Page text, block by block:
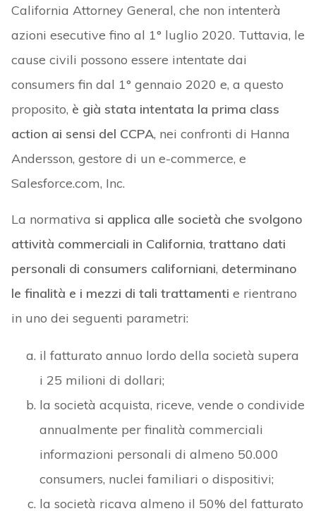
California Attorney General, che non intenterà
azioni esecutive fino al 1° luglio 2020. Tuttavia, le
cause civili possono essere intentate dai
consumers fin dal 1° gennaio 2020 e, a questo
proposito, è già stata intentata la prima class
action ai sensi del CCPA, nei confronti di Hanna
Andersson, gestore di un e-commerce, e
Salesforce.com, Inc.
La normativa si applica alle società che svolgono
attività commerciali in California, trattano dati
personali di consumers californiani, determinano
le finalità e i mezzi di tali trattamenti e rientrano
in uno dei seguenti parametri:
il fatturato annuo lordo della società supera
i 25 milioni di dollari;
la società acquista, riceve, vende o condivide
annualmente per finalità commerciali
informazioni personali di almeno 50.000
consumers, nuclei familiari o dispositivi;
la società ricava almeno il 50% del fatturato